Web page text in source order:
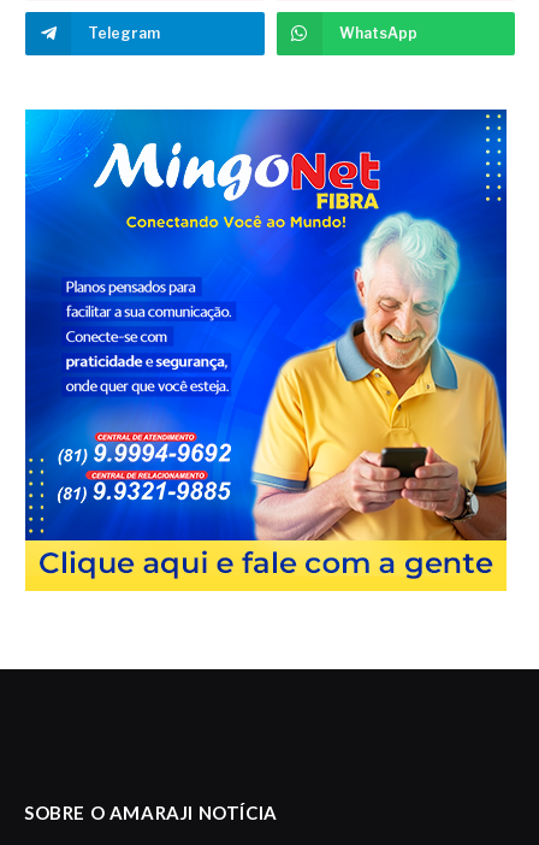
Telegram WhatsApp
SOBRE O AMARAJI NOTÍCIA